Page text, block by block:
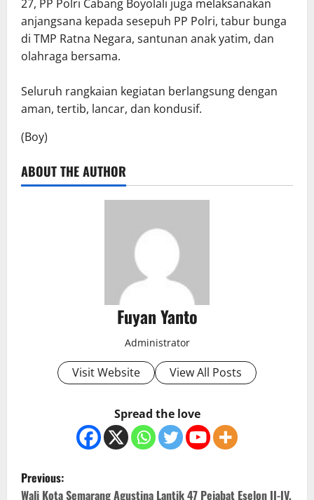
27, PP Polri Cabang Boyolali juga melaksanakan
anjangsana kepada sesepuh PP Polri, tabur bunga
di TMP Ratna Negara, santunan anak yatim, dan
olahraga bersama.
Seluruh rangkaian kegiatan berlangsung dengan
aman, tertib, lancar, dan kondusif.
(Boy)
ABOUT THE AUTHOR
Fuyan Yanto
Administrator
Visit Website View All Posts
Spread the love
P
Previous:
Wali Kota Semarang Agustina Lantik 47 Pejabat Eselon II-IV,